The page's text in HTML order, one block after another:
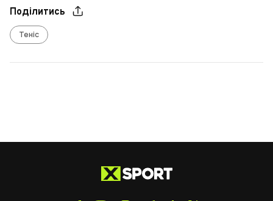
Поділитись
Теніс